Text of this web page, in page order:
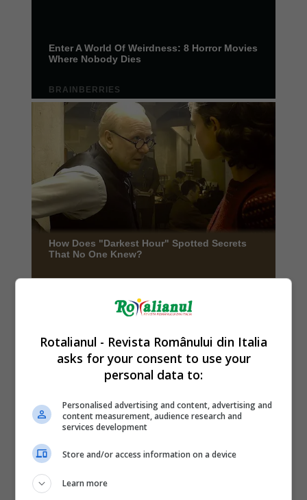
Rotalianul - Revista Românului din Italia
asks for your consent to use your
personal data to:
Personalised advertising and content, advertising and
content measurement, audience research and
services development
Store and/or access information on a device
Learn more